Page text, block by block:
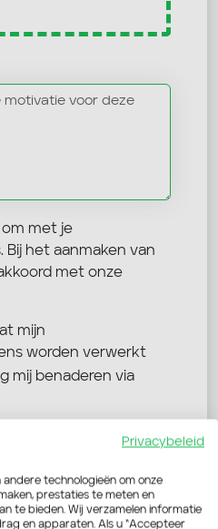
om met je
Bij het aanmaken van
met onze
mijn
worden verwerkt
mij benaderen via
Privacybeleid
technologieën om onze
prestaties te meten en
te bieden. Wij verzamelen informatie
en apparaten. Als u “Accepteer